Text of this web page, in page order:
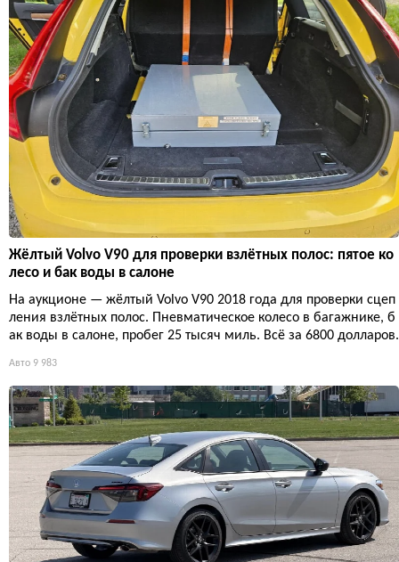
Жёлтый Volvo V90 для проверки взлётных полос: пятое ко
лесо и бак воды в салоне
На аукционе — жёлтый Volvo V90 2018 года для проверки сцеп
ления взлётных полос. Пневматическое колесо в багажнике, б
ак воды в салоне, пробег 25 тысяч миль. Всё за 6800 долларов.
Авто 9 983